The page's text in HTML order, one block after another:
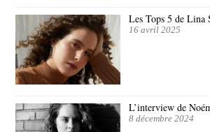
Les Tops 5 de Lina
16 avril 2025
L’interview de
8 décembre 2024